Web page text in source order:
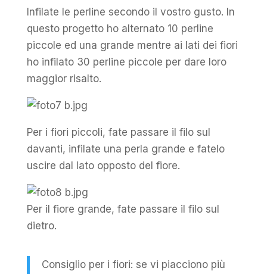
Infilate le perline secondo il vostro gusto. In
questo progetto ho alternato 10 perline
piccole ed una grande mentre ai lati dei fiori
ho infilato 30 perline piccole per dare loro
maggior risalto.
Per i fiori piccoli, fate passare il filo sul
davanti, infilate una perla grande e fatelo
uscire dal lato opposto del fiore.
Per il fiore grande, fate passare il filo sul
dietro.
Consiglio per i fiori: se vi piacciono più